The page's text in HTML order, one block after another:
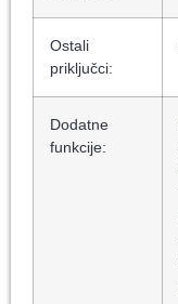
Ostali
priključci:
Dodatne
funkcije: